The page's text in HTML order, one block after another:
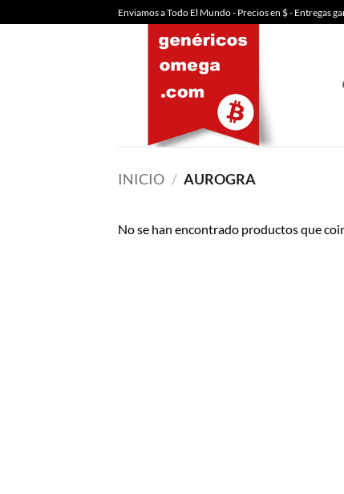
al
Enviamos a Todo El Mundo - Precios en $ - Entregas
INICIO / AUROGRA
No se han encontrado productos que